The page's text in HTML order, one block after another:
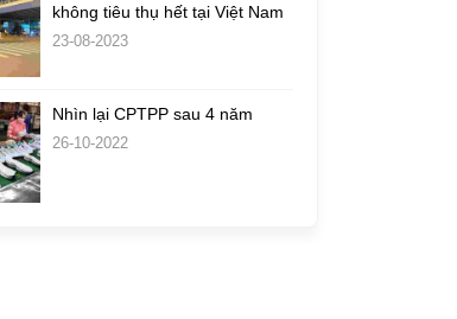
không tiêu thụ hết tại Việt Nam
23-08-2023
Nhìn lại CPTPP sau 4 năm
26-10-2022